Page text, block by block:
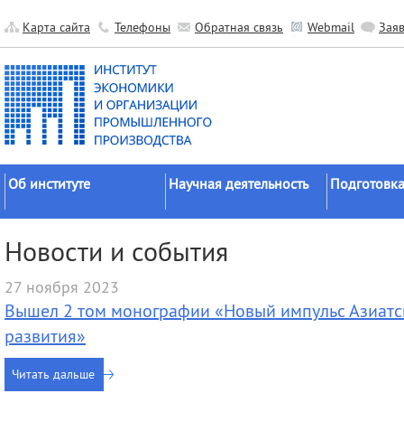
Карта сайта Телефоны Обратная связь Webmail
Об институте
Официальные документы
История
Руководство
Научные подразделения
Прочие подразделения
Издательская
Научная деятельность
исследований
Прикладные разработки
Новости и события
27 ноября 2023
Вышел 2 том монографии «Новый импульс
развития»
Читать дальше